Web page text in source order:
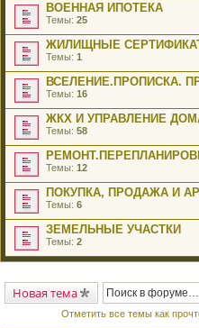
ВОЕННАЯ ИПОТЕКА
Темы: 25
ЖИЛИЩНЫЕ
Темы: 1
ВСЕЛЕНИЕ.ПРОПИСКА.
Темы: 16
ЖКХ И УПРАВЛЕНИЕ
Темы: 58
Темы: 12
ПОКУПКА, ПРОДАЖА И
Темы: 6
ЗЕМЕЛЬНЫЕ УЧАСТКИ
Темы: 2
Новая тема
Отметить все темы как